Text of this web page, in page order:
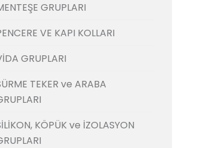
GRUPLARI
VE KAPI KOLLARI
GRUPLARI
TEKER ve ARABA
KÖPÜK ve İZOLASYON